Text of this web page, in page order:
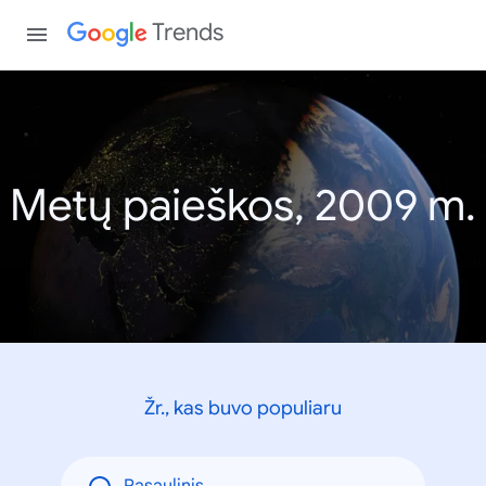
Trends
Metų paieškos, 2009 m.
Žr., kas buvo populiaru